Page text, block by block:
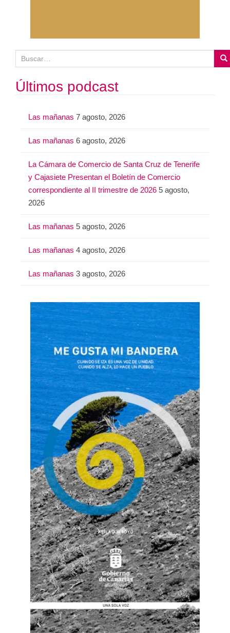
u
s
c
Últimos podcast
Las mañanas 7 agosto, 2026
Las mañanas 6 agosto, 2026
La Cámara de Comercio de Santa Cruz de Tenerife
y Cajasiete Presentan el Boletín de Comercio
correspondiente al II trimestre de 2026 5 agosto,
2026
Las mañanas 5 agosto, 2026
Las mañanas 4 agosto, 2026
Las mañanas 3 agosto, 2026